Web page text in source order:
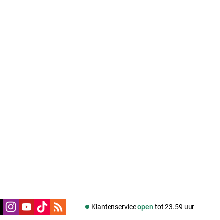
Klantenserviceopen tot 23.59 uur